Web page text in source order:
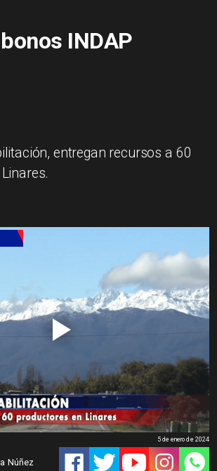
INDAP
entregan recursos a 60
Núñez
5 de enero de 2024